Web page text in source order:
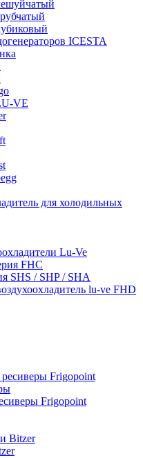
ICESTA
VE
для холодильных
Lu-Ve
FHC
SHS / SHP / SHA
lu-ve FHD
Frigopoint
Frigopoint
Bitzer